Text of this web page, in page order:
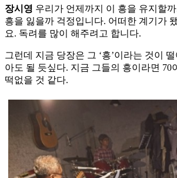
장시영 우리가 언제까지 이 흥을 유지할
흥을 잃을까 걱정입니다. 어떠한 계기가
요. 독려를 많이 해주려고 합니다.
그런데 지금 당장은 그 ‘흥’이라는 것이
아도 될 듯싶다. 지금 그들의 흥이라면 70
떡없을 것 같다.